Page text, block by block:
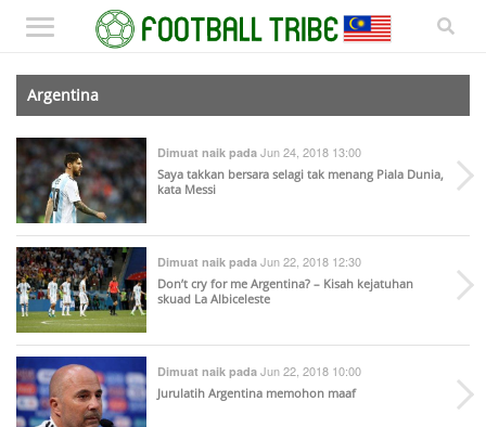
Argentina
Dimuat naik pada Jun 24, 2018 13:00
Saya takkan bersara selagi tak menang Piala Dunia,
kata Messi
Dimuat naik pada Jun 22, 2018 12:30
Don’t cry for me Argentina? – Kisah kejatuhan
skuad La Albiceleste
Dimuat naik pada Jun 22, 2018 10:00
Jurulatih Argentina memohon maaf